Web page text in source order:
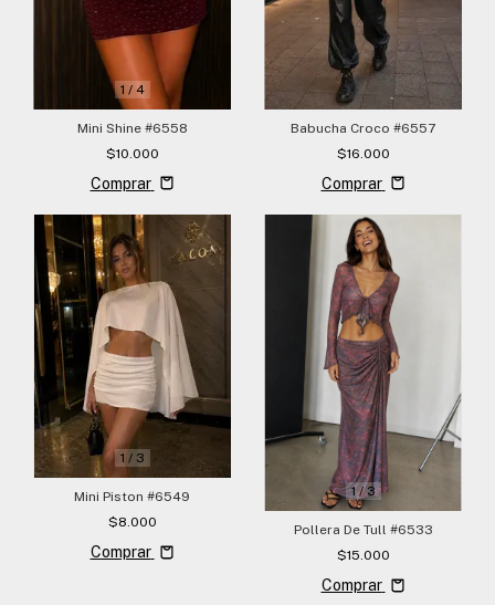
1 / 4
Mini Shine #6558
$10.000
Comprar
Babucha Croco #6557
$16.000
Comprar
1 / 3
Mini Piston #6549
$8.000
Comprar
1/3
Pollera De Tull #6533
$15.000
Comprar